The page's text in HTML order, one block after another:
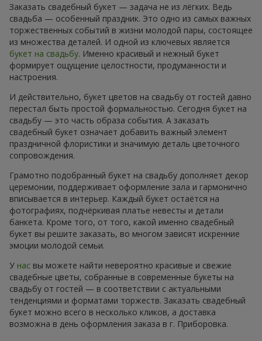
Заказать свадебный букет — задача не из лёгких. Ведь
свадьба — особенный праздник. Это одно из самых важных
торжественных событий в жизни молодой пары, состоящее
из множества деталей. И одной из ключевых является
букет на свадьбу. Именно красивый и нежный букет
формирует ощущение целостности, продуманности и
настроения.
И действительно, букет цветов на свадьбу от гостей давно
перестал быть простой формальностью. Сегодня букет на
свадьбу — это часть образа события. А заказать
свадебный букет означает добавить важный элемент
праздничной флористики и значимую деталь цветочного
сопровождения.
Грамотно подобранный букет на свадьбу дополняет декор
церемонии, поддерживает оформление зала и гармонично
вписывается в интерьер. Каждый букет остаётся на
фотографиях, подчёркивая платье невесты и детали
банкета. Кроме того, от того, какой именно свадебный
букет вы решите заказать, во многом зависят искренние
эмоции молодой семьи.
У нас вы можете найти невероятно красивые и свежие
свадебные цветы, собранные в современные букеты на
свадьбу от гостей — в соответствии с актуальными
тенденциями и форматами торжеств. Заказать свадебный
букет можно всего в несколько кликов, а доставка
возможна в день оформления заказа в г. Приборовка.